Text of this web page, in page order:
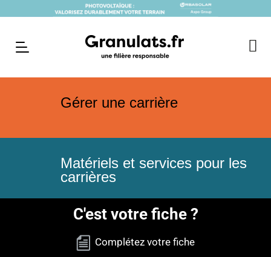
Gérer une carrière
Matériels et services pour les
carrières
C'est votre fiche ?
Complétez votre fiche